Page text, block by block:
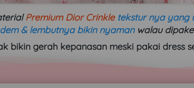
Premium Dior Crinkle tekstur nya yang
& lembutnya bikin nyaman walau
bikin gerah kepanasan meski pakai dress